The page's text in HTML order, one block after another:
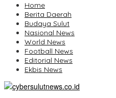
Home
Berita Daerah
Budaya Sulut
Nasional News
World News
Football News
Editorial News
Ekbis News